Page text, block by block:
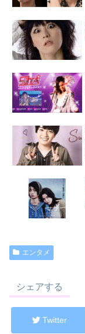
エンタメ
シェアする
Twitter